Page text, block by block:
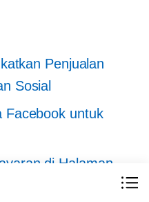
Penjualan
Sosial
Facebook untuk
di Halaman